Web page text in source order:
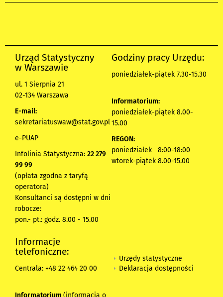
Urząd Statystyczny
w Warszawie
ul. 1 Sierpnia 21
02-134 Warszawa
E-mail:
sekretariatuswaw@stat.gov.pl
e-PUAP
Infolinia Statystyczna: 22 279
99 99
(opłata zgodna z taryfą
operatora)
Konsultanci są dostępni w dni
robocze:
pon.- pt.: godz. 8.00 - 15.00
Godziny pracy Urzędu:
poniedziałek-piątek 7.30-15.30
Informatorium:
poniedziałek-piątek 8.00-
15.00
REGON:
poniedziałek 8:00-18:00
wtorek-piątek 8.00-15.00
Informacje
telefoniczne:
Centrala: +48 22 464 20 00
Urzędy statystyczne
Deklaracja dostępności